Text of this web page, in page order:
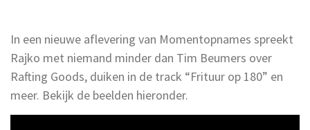
In een nieuwe aflevering van Momentopnames spreekt
Rajko met niemand minder dan Tim Beumers over
Rafting Goods, duiken in de track “Frituur op 180” en
meer. Bekijk de beelden hieronder.